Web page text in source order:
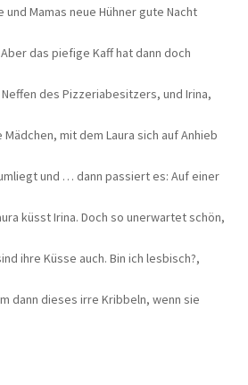
Mamas neue Hühner gute Nacht
das piefige Kaff hat dann doch
des Pizzeriabesitzers, und Irina,
mit dem Laura sich auf Anhieb
und … dann passiert es: Auf einer
küsst Irina. Doch so unerwartet schön,
ihre Küsse auch. Bin ich lesbisch?,
dann dieses irre Kribbeln, wenn sie